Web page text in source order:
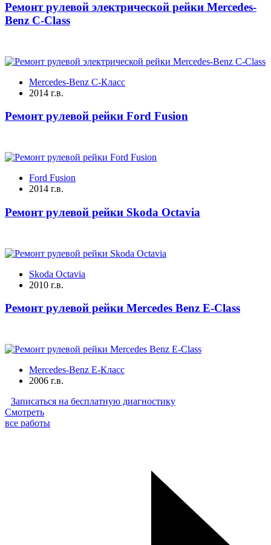
Ремонт рулевой электрической рейки Mercedes-
Benz C-Class
Mercedes-Benz C-Класс
2014 г.в.
Ремонт рулевой рейки Ford Fusion
Ford Fusion
2014 г.в.
Ремонт рулевой рейки Skoda Octavia
Skoda Octavia
2010 г.в.
Ремонт рулевой рейки Mercedes Benz E-Class
Mercedes-Benz E-Класс
2006 г.в.
Записаться на бесплатную диагностику
Смотреть
все работы